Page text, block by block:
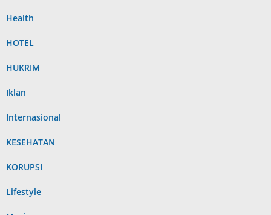
Health
HOTEL
HUKRIM
Iklan
Internasional
KESEHATAN
KORUPSI
Lifestyle